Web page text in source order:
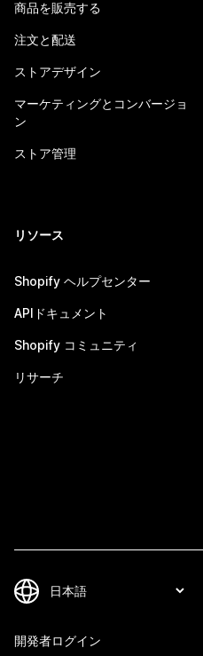
商品を販売する
注文と配送
ストアデザイン
マーケティングとコンバージョ
ン
ストア管理
リソース
Shopify ヘルプセンター
APIドキュメント
Shopify コミュニティ
リサーチ
開発者ログイン